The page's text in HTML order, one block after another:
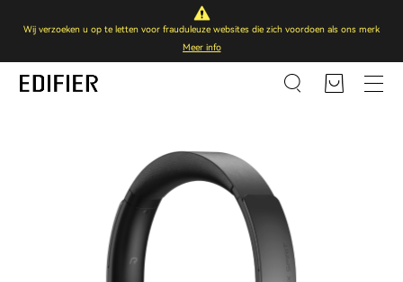
Wij verzoeken u op te letten voor frauduleuze websites die zich voordoen als ons merk
Meer info